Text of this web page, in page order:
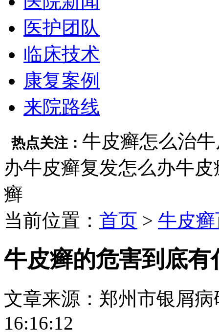
医护团队
临床技术
康复案例
来院路线
热点关注： 牛皮癣怎么治
办牛皮癣复发怎么办牛皮
癣
当前位置： 首页 > 牛皮
牛皮癣的危害到底有
文章来源：郑州市银屑
16:16:12